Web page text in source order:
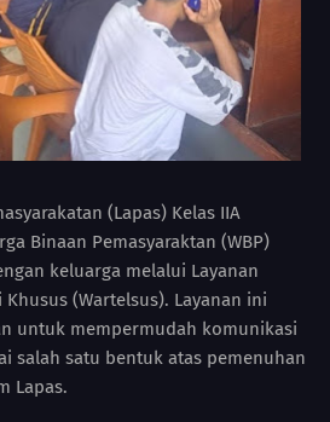
(Lapas) Kelas IIA
Binaan Pemasyaraktan (WBP)
keluarga melalui Layanan
(Wartelsus). Layanan ini
untuk mempermudah komunikasi
salah satu bentuk atas pemenuhan
Lapas.